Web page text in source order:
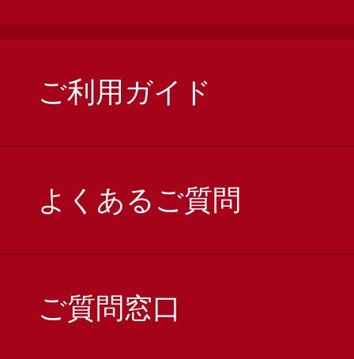
ご利用ガイド
よくあるご質問
ご質問窓口